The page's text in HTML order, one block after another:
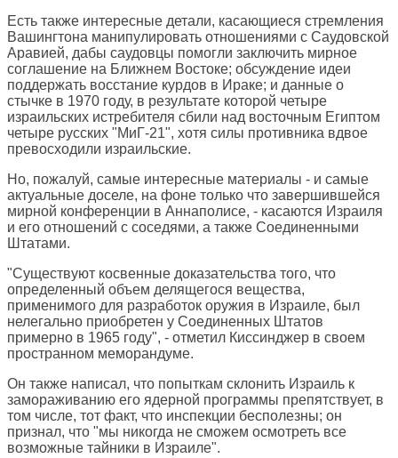
Есть также интересные детали, касающиеся стремления
Вашингтона манипулировать отношениями с Саудовской
Аравией, дабы саудовцы помогли заключить мирное
соглашение на Ближнем Востоке; обсуждение идеи
поддержать восстание курдов в Ираке; и данные о
стычке в 1970 году, в результате которой четыре
израильских истребителя сбили над восточным Египтом
четыре русских "МиГ-21", хотя силы противника вдвое
превосходили израильские.
Но, пожалуй, самые интересные материалы - и самые
актуальные доселе, на фоне только что завершившейся
мирной конференции в Аннаполисе, - касаются Израиля
и его отношений с соседями, а также Соединенными
Штатами.
"Существуют косвенные доказательства того, что
определенный объем делящегося вещества,
применимого для разработок оружия в Израиле, был
нелегально приобретен у Соединенных Штатов
примерно в 1965 году", - отметил Киссинджер в своем
пространном меморандуме.
Он также написал, что попыткам склонить Израиль к
замораживанию его ядерной программы препятствует, в
том числе, тот факт, что инспекции бесполезны; он
признал, что "мы никогда не сможем осмотреть все
возможные тайники в Израиле".